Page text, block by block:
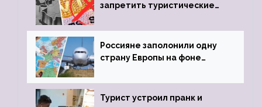
запретить туристические
Россияне заполонили одну
страну Европы на фоне
виз
Турист устроил пранк и